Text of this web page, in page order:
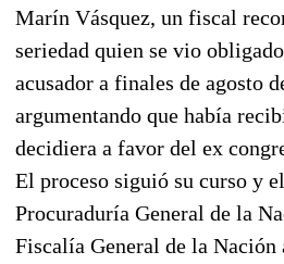
Marín Vásquez, un fiscal
seriedad quien se vio
acusador a finales de agosto
argumentando que había
decidiera a favor del ex
El proceso siguió su curso y
Procuraduría General de la
Fiscalía General de la